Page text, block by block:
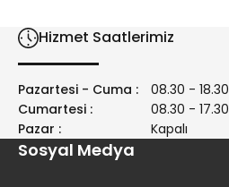
Hizmet Saatlerimiz
Pazartesi - Cuma :
08.30 - 18.30
Cumartesi :
08.30 - 17.30
Pazar :
Kapalı
Sosyal Medya